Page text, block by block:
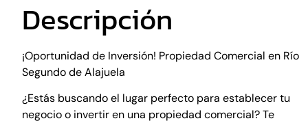
Descripción
¡Oportunidad de Inversión! Propiedad Comercial en Río
Segundo de Alajuela
¿Estás buscando el lugar perfecto para establecer tu
negocio o invertir en una propiedad comercial? Te